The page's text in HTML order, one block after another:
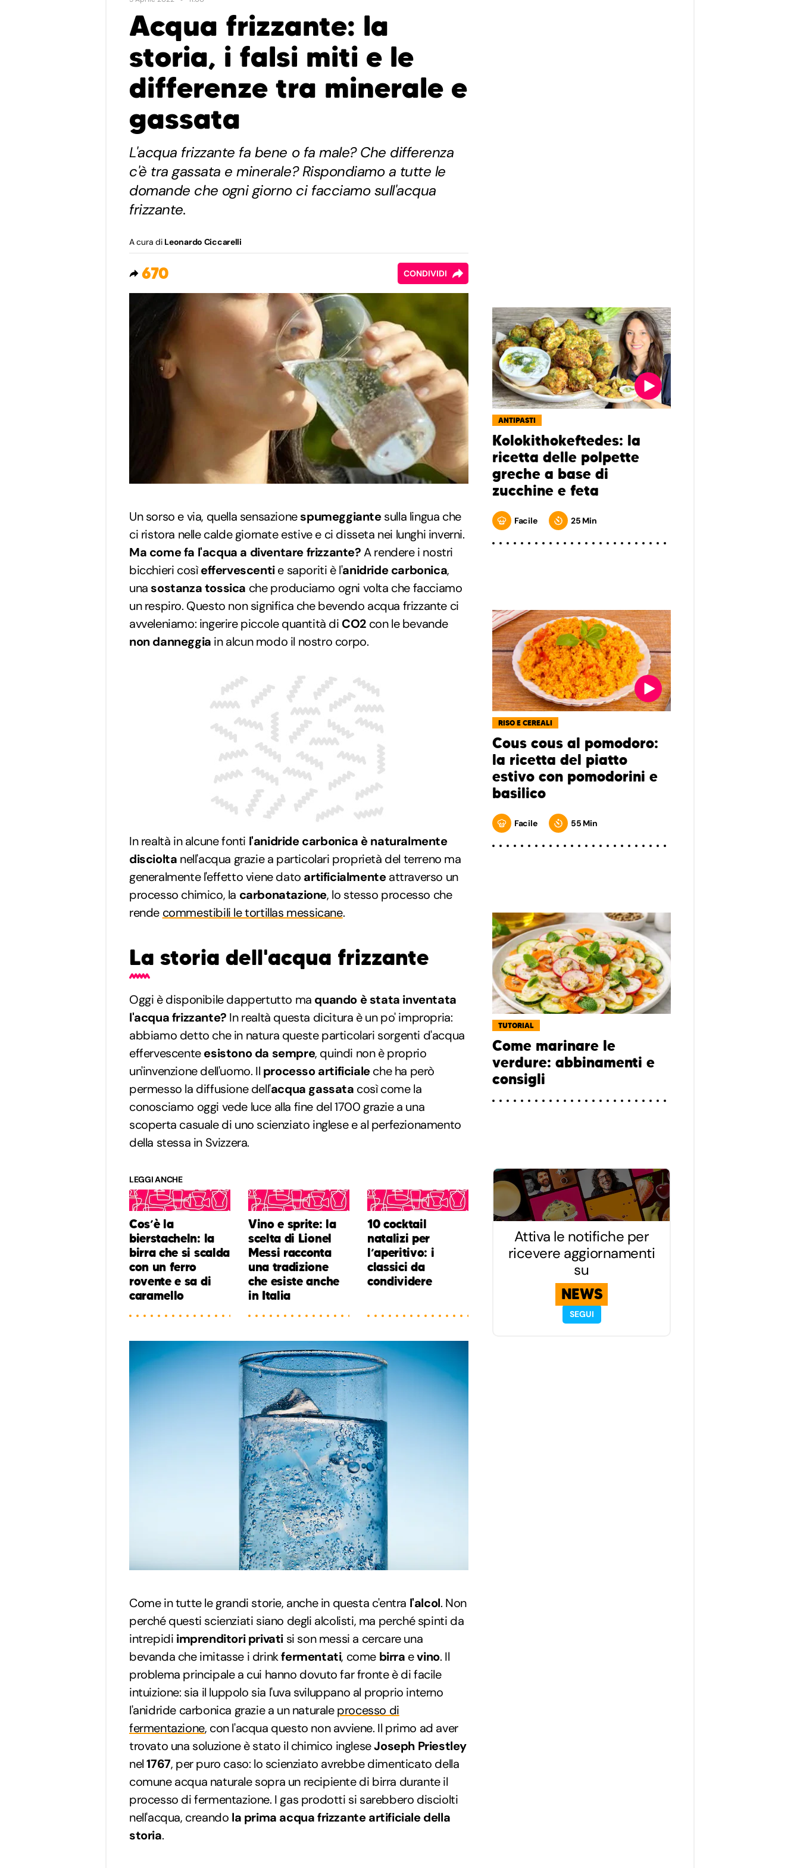
Acqua frizzante: la
storia, i falsi miti e le
differenze tra minerale e
gassata
L'acqua frizzante fa bene o fa male? Che differenza
c'è tra gassata e minerale? Rispondiamo a tutte le
domande che ogni giorno ci facciamo sull'acqua
frizzante.
A cura di Leonardo Ciccarelli
670 CONDIVIDI
Un sorso e via, quella sensazionespumeggiantesulla lingua che
ci ristora nelle calde giornate estive e ci disseta nei lunghi inverni.
Ma come fa l'acqua a diventare frizzante?A rendere i nostri
bicchieri cosìeffervescentie saporiti è l'anidride carbonica,
una sostanza tossica che produciamo ogni volta che facciamo
un respiro. Questo non significa che bevendo acqua frizzante ci
avveleniamo: ingerire piccole quantità di CO2 con le bevande
non danneggia in alcun modo il nostro corpo.
In realtà in alcune fonti l'anidride carbonica è naturalmente
disciolta nell'acqua grazie a particolari proprietà del terreno ma
generalmente l'effetto viene dato artificialmenteattraverso un
processo chimico, la carbonatazione, lo stesso processo che
rende commestibili le tortillas messicane.
La storia dell'acqua frizzante
Oggi è disponibile dappertutto ma quando è stata inventata
l'acqua frizzante? In realtà questa dicitura è un po' impropria:
abbiamo detto che in natura queste particolari sorgenti d'acqua
effervescenteesistono da sempre, quindi non è proprio
un'invenzione dell'uomo. Il processo artificialeche ha però
permesso la diffusione dell'acqua gassata così come la
conosciamo oggi vede luce alla fine del 1700 grazie a una
scoperta casuale di uno scienziato inglese e al perfezionamento
della stessa in Svizzera.
LEGGI ANCHE
Cos’è la
bierstacheln: la
birra che si scalda
con un ferro
rovente e sa di
caramello
Vino e sprite: la
scelta di Lionel
Messi racconta
una tradizione
che esiste anche
in Italia
10 cocktail
natalizi per
l’aperitivo: i
classici da
condividere
Come in tutte le grandi storie, anche in questa c'entra l'alcol. Non
perché questi scienziati siano degli alcolisti, ma perché spinti da
intrepidi imprenditori privati si son messi a cercare una
bevanda che imitasse i drinkfermentati, come birra evino. Il
problema principale a cui hanno dovuto far fronte è di facile
intuizione: sia il luppolo sia l'uva sviluppano al proprio interno
l'anidride carbonica grazie a un naturaleprocesso di
fermentazione, con l'acqua questo non avviene. Il primo ad aver
trovato una soluzione è stato il chimico ingleseJoseph Priestley
nel1767, per puro caso: lo scienziato avrebbe dimenticato della
comune acqua naturale sopra un recipiente di birra durante il
processo di fermentazione. I gas prodotti si sarebbero disciolti
nell'acqua, creando la prima acqua frizzante artificiale della
storia.
ANTIPASTI
Kolokithokeftedes: la
ricetta delle polpette
greche a base di
zucchine e feta
Facile 25 Min
RISO E CEREALI
Cous cous al pomodoro:
la ricetta del piatto
estivo con pomodorini e
basilico
Facile 55 Min
TUTORIAL
Come marinare le
verdure: abbinamenti e
consigli
Attiva le notifiche per
ricevere aggiornamenti
su
NEWS
SEGUI